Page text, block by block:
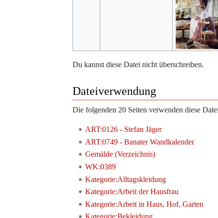
Du kannst diese Datei nicht überschreiben.
Dateiverwendung
Die folgenden 20 Seiten verwenden diese
ART:0126 - Stefan Jäger
ART:0749 - Banater Wandkalender
Gemälde (Verzeichnis)
WK:0389
Kategorie:Alltagskleidung
Kategorie:Arbeit der Hausfrau
Kategorie:Arbeit in Haus, Hof, Garten